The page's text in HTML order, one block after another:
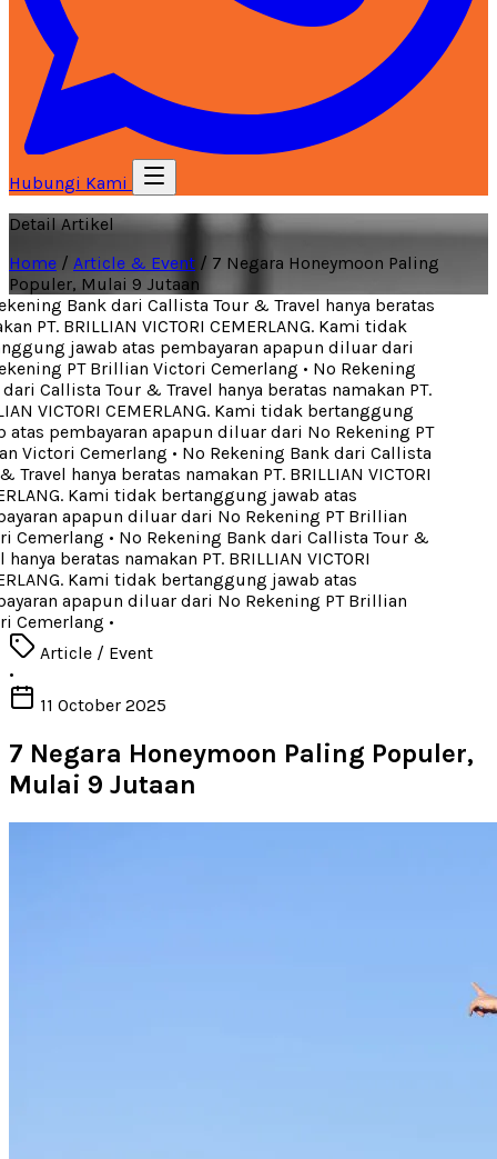
Hubungi Kami
Detail Artikel
Home / Article & Event / 7 Negara Honeymoon Paling
Populer, Mulai 9 Jutaan
Bank dari Callista Tour & Travel hanya beratas
PT. BRILLIAN VICTORI CEMERLANG. Kami tidak
jawab atas pembayaran apapun diluar dari
PT Brillian Victori Cemerlang• No Rekening
Callista Tour & Travel hanya beratas namakan PT.
VICTORI CEMERLANG. Kami tidak bertanggung
pembayaran apapun diluar dari No Rekening PT
Victori Cemerlang• No Rekening Bank dari Callista
Travel hanya beratas namakan PT. BRILLIAN VICTORI
Kami tidak bertanggung jawab atas
apapun diluar dari No Rekening PT Brillian
Cemerlang• No Rekening Bank dari Callista Tour &
beratas namakan PT. BRILLIAN VICTORI
Kami tidak bertanggung jawab atas
apapun diluar dari No Rekening PT Brillian
Cemerlang•
Article / Event
•
11 October 2025
7 Negara Honeymoon Paling Populer,
Mulai 9 Jutaan